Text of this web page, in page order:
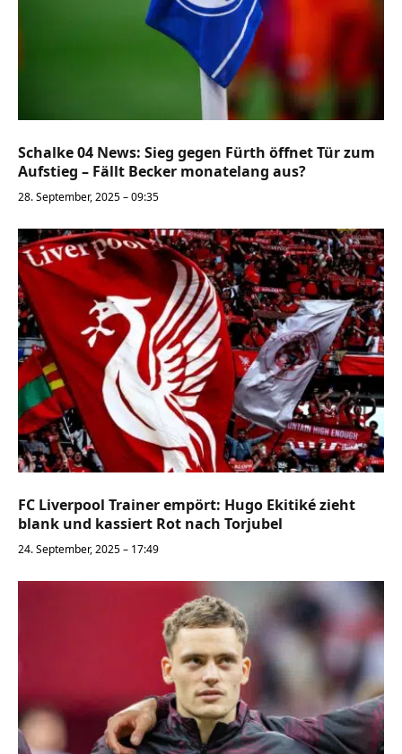
Schalke 04 News: Sieg gegen Fürth öffnet Tür zum
Aufstieg – Fällt Becker monatelang aus?
28. September, 2025 – 09:35
FC Liverpool Trainer empört: Hugo Ekitiké zieht
blank und kassiert Rot nach Torjubel
24. September, 2025 – 17:49